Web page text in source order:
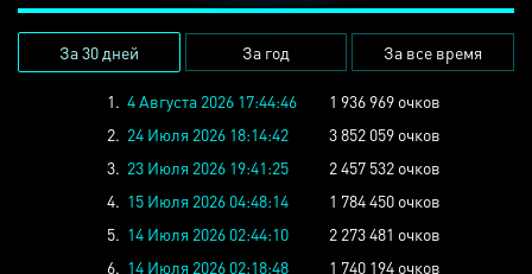
За 30 дней За год За все время
1. 4 Августа 2026 17:44:46
1 936 969 очков
2. 24 Июля 2026 18:14:42
3 852 059 очков
3. 23 Июля 2026 19:41:25
2 457 532 очков
4. 15 Июля 2026 04:48:14
1 784 450 очков
5. 14 Июля 2026 02:44:10
2 273 481 очков
6. 14 Июля 2026 02:18:48
1 740 194 очков